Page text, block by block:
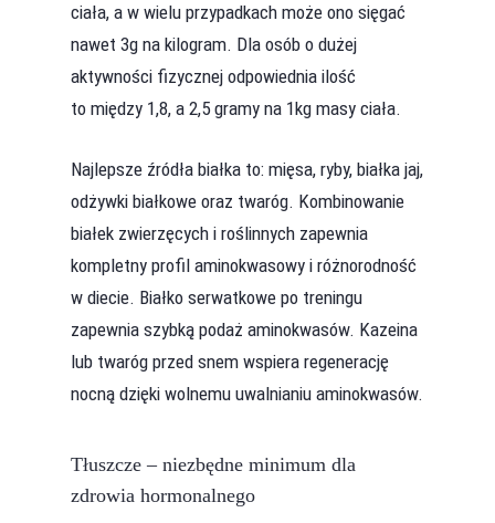
ciała, a w wielu przypadkach może ono sięgać
nawet 3g na kilogram. Dla osób o dużej
aktywności fizycznej odpowiednia ilość
to między 1,8, a 2,5 gramy na 1kg masy ciała.
Najlepsze źródła białka to: mięsa, ryby, białka jaj,
odżywki białkowe oraz twaróg. Kombinowanie
białek zwierzęcych i roślinnych zapewnia
kompletny profil aminokwasowy i różnorodność
w diecie. Białko serwatkowe po treningu
zapewnia szybką podaż aminokwasów. Kazeina
lub twaróg przed snem wspiera regenerację
nocną dzięki wolnemu uwalnianiu aminokwasów.
Tłuszcze – niezbędne minimum dla
zdrowia hormonalnego